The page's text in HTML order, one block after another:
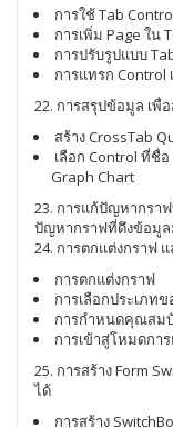
การใช้ Tab
การเพิ่ม Page ใน
การปรับรูปแบบ
การแทรก Control
22. การสรุปข้อมูล เพื่
สร้าง CrossTab
เลือก Control ที่ชื่
Graph Chart
23. การแก้ปัญหากรา
ปัญหากราฟที่ดึงข้อมูล
24. การตกแต่งกราฟ
การตกแต่งกราฟ
การเลือกประเภท
การกำหนดคุณสม
การเข้าสู่โหมดกา
25. การสร้าง Form
ได้
การสร้าง